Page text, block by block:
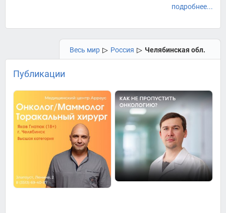
подробнее...
Весь мир ▷ Россия ▷ Челябинская обл.
Публикации